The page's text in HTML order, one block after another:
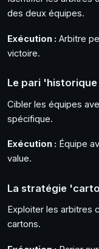
des deux équipes.
Exécution : Arbitre
victoire.
Le pari
Cibler les équipes
spécifique.
Exécution : Équipe
value.
La stratégie
Exploiter les arbitres
cartons.